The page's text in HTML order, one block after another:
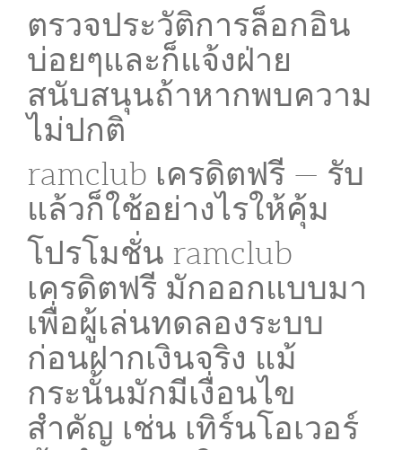
ตรวจประวัติการล็อกอิน
บ่อยๆและก็แจ้งฝ่าย
สนับสนุนถ้าหากพบความ
ไม่ปกติ
ramclub เครดิตฟรี — รับ
แล้วก็ใช้อย่างไรให้คุ้ม
โปรโมชั่น ramclub
เครดิตฟรี มักออกแบบมา
เพื่อผู้เล่นทดลองระบบ
ก่อนฝากเงินจริง แม้
กระนั้นมักมีเงื่อนไข
สำคัญ เช่น เทิร์นโอเวอร์